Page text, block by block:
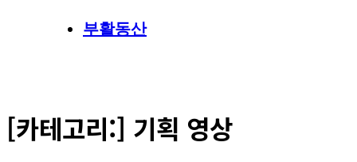
부활동산
[카테고리:] 기획 영상